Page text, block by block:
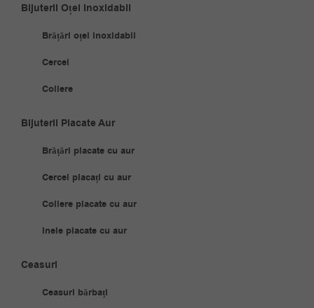
Bijuterii Oțel Inoxidabil
Brățări oțel inoxidabil
Cercei
Coliere
Bijuterii Placate Aur
Brățări placate cu aur
Cercei placați cu aur
Coliere placate cu aur
Inele placate cu aur
Ceasuri
Ceasuri bărbați